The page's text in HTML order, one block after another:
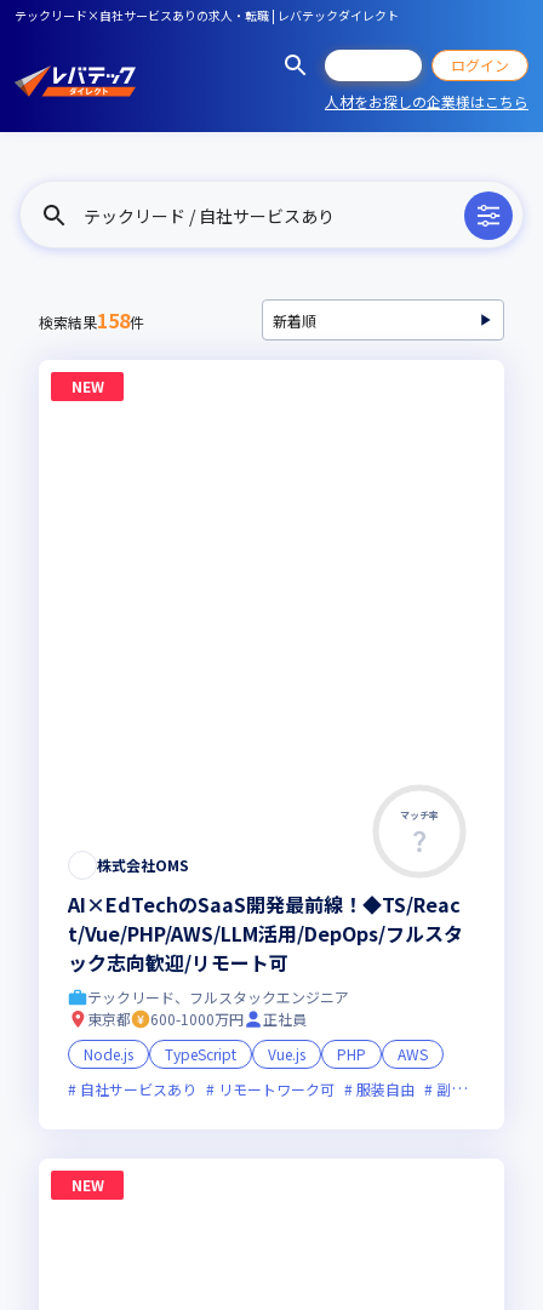
テックリード×自社サービスありの求人・転職 | レバテックダイレクト
ログイン
人材をお探しの企業様はこちら
テックリード / 自社サービスあり
検索結果158件
NEW
マッチ率
株式会社OMS
AI×EdTechのSaaS開発最前線！◆TS/Reac
t/Vue/PHP/AWS/LLM活用/DepOps/フルスタ
ック志向歓迎/リモート可
テックリード、フルスタックエンジニア
東京都
600-1000万円
正社員
Node.js
TypeScript Vue.js PHP
AWS
自社サービスあり
リモートワーク可 服装自由 副業可
NEW